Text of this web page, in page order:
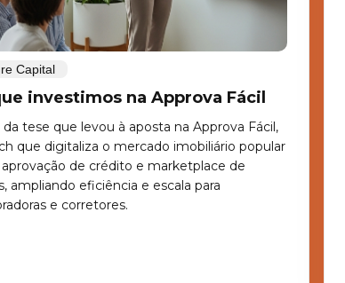
Capital
investimos na Approva Fácil
da tese que levou à aposta na Approva Fácil,
que digitaliza o mercado imobiliário popular
aprovação de crédito e marketplace de
ampliando eficiência e escala para
e corretores.